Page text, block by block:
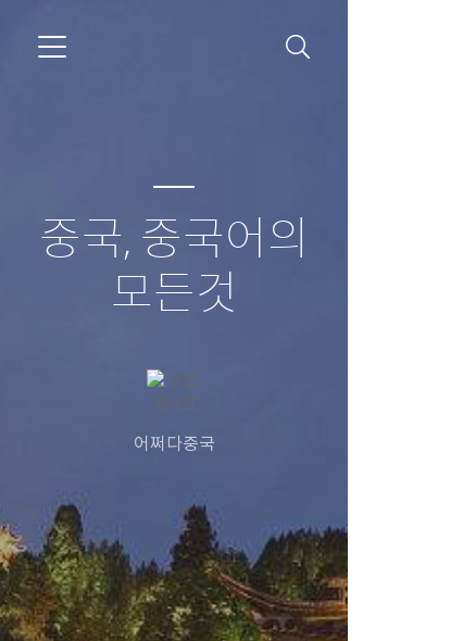
중국, 중국어의
모든것
어쩌다중국